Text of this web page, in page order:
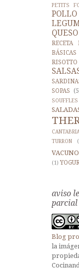
PETITS
POLLO
QUESO
RECETA
BÁSICAS
RISOTTO
SOPAS
SOUFFLES
TURRON
VACUNO
(1) YOGUR
aviso
parcial
Blog
la